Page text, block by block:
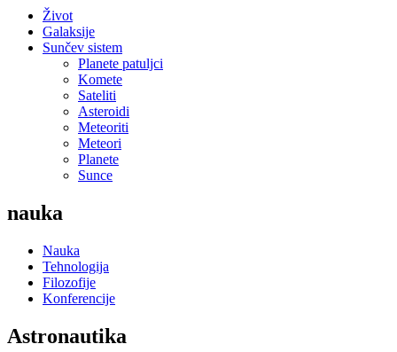
Život
Galaksije
Sunčev sistem
Planete patuljci
Komete
Sateliti
Asteroidi
Meteoriti
Meteori
Planete
Sunce
nauka
Nauka
Tehnologija
Filozofije
Konferencije
Astronautika